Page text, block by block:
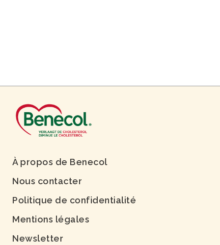
À propos de Benecol
Nous contacter
Politique de confidentialité
Mentions légales
Newsletter